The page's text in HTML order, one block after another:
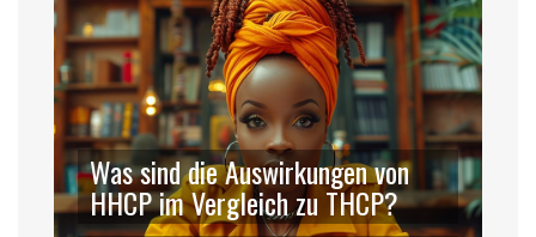
Was sind die Auswirkungen von
HHCP im Vergleich zu THCP?